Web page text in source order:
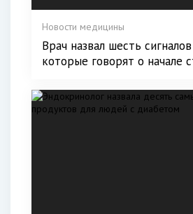
Новости медицины
Врач назвал шесть
которые говорят о начале